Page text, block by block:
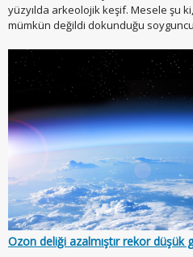
yüzyılda arkeolojik keşif. Mesele şu
mümkün değildi dokunduğu
Ozon deliği azalmıştır rekor düşük